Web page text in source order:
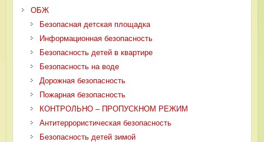
ОБЖ
Безопасная детская площадка
Информационная безопасность
Безопасность детей в квартире
Безопасность на воде
Дорожная безопасность
Пожарная безопасность
КОНТРОЛЬНО – ПРОПУСКНОМ РЕЖИМ
Антитеррористическая безопасность
Безопасность детей зимой